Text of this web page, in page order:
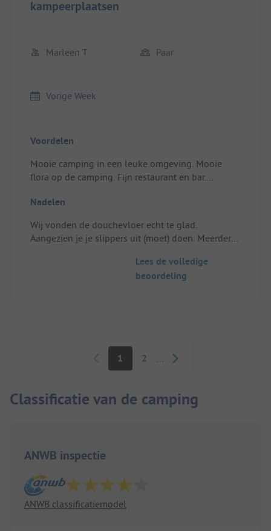
kampeerplaatsen
Marleen T Paar
Vorige Week
Voordelen
Mooie camping in een leuke omgeving. Mooie
flora op de camping. Fijn restaurant en bar.
Heerlijk rustig om ons heen.
Nadelen
Wij vonden de douchevloer echt te glad.
Aangezien je je slippers uit (moet) doen. Meerdere
Lees de volledige
beoordeling
1 2 ...
Classificatie van de camping
ANWB inspectie
ANWB classificatiemodel